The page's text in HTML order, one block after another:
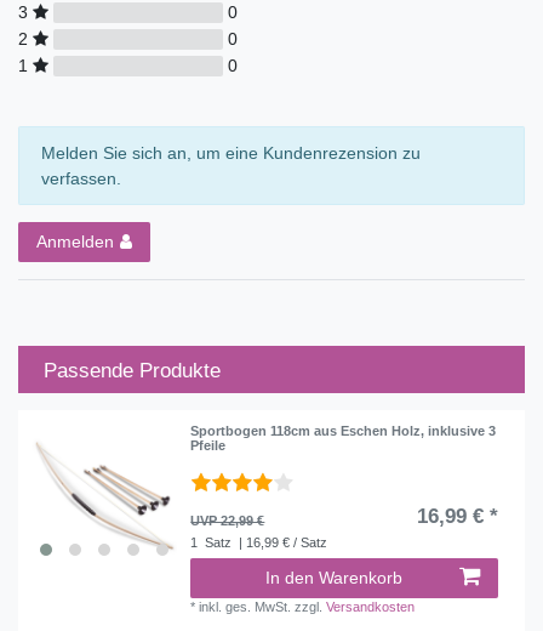
3
0
2
0
1
0
Melden Sie sich an, um eine Kundenrezension zu
verfassen.
Anmelden
Passende Produkte
Sportbogen 118cm aus Eschen Holz, inklusive 3
Pfeile
UVP 22,99 € 16,99 € *
1 Satz | 16,99 € / Satz
In den Warenkorb
*inkl. ges. MwSt. zzgl.Versandkosten